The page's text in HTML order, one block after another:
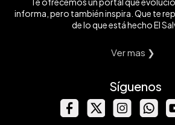
informa, pero también inspira. Que te
de lo que está hecho El
Ver mas ❯
Síguenos